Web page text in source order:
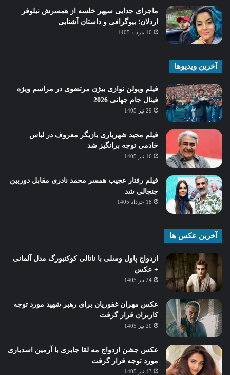
ماجرای جدایی سپهر خلسه از همسرش نیلوفر
اردلان؛ بیوگرافی و داستان آشنایی
10 مرداد 1405
آخرین ویدیوها
فیلم ویولن نوازی بیژن مرتضوی در مراسم ویژه
فینال جام جهانی 2026
29 تیر 1405
فیلم مجید شهریاری بازیگر معروف در لباس
خادمی توجه برانگیز شد
16 تیر 1405
فیلم رفتار عجیب همسر محمد نادری مقابل دوربین
جنجالی شد
18 خرداد 1405
آخرین عکس ها
ازدواج پاول وسلی با ناتالی کوکنبورگ مدل آلمانی
+ عکس
24 تیر 1405
عکس مهران غفوریان برای رهبر شهید مورد توجه
کاربران قرار گرفت
20 تیر 1405
عکس جشن ازدواج مه لقا جابری با آرمین اسدیاری
مورد توجه قرار گرفت
13 تیر 1405